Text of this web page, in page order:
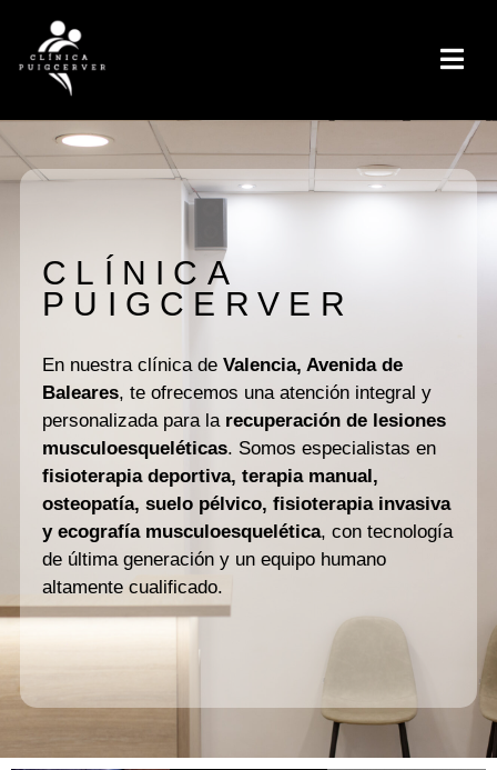
CLÍNICA
PUIGCERVER
En nuestra clínica de Valencia, Avenida de
Baleares, te ofrecemos una atención integral y
personalizada para la recuperación de lesiones
musculoesqueléticas. Somos especialistas en
fisioterapia deportiva, terapia manual,
osteopatía, suelo pélvico, fisioterapia invasiva
y ecografía musculoesquelética, con tecnología
de última generación y un equipo humano
altamente cualificado.